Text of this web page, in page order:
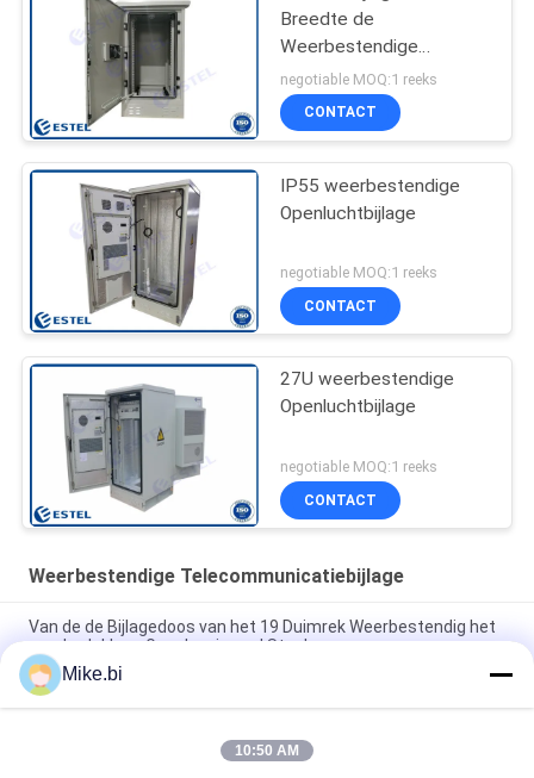
Breedte de
Weerbestendige
Netwerk
negotiable MOQ:1 reeks
CONTACT
IP55 weerbestendige
Openluchtbijlage
negotiable MOQ:1 reeks
CONTACT
27U weerbestendige
Openluchtbijlage
negotiable MOQ:1 reeks
CONTACT
Weerbestendige Telecommunicatiebijlage
Van de de Bijlagedoos van het 19 Duimrek Weerbestendig het
poederdeklaag Gegalvaniseerd Staal
van de de Telecommunicatiebijlage van 40U IP55 de
Weerbestendige Dubbele Anticorrosieve Muur
40U 19 inch weerbestendig rack behuizing anti-diefstal
Mike.bi
10:50 AM